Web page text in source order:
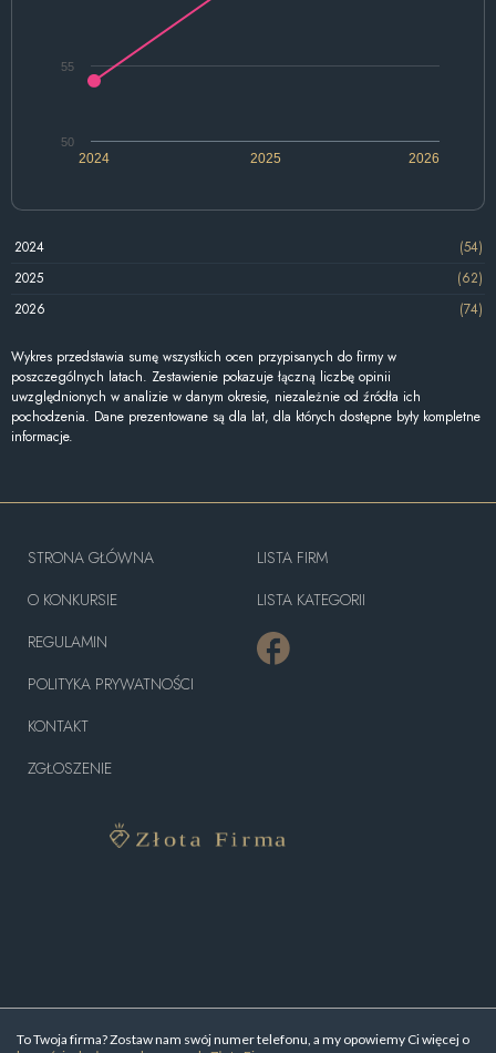
2024 2025 2026
50
55
2024
(54)
2025
(62)
2026
(74)
Wykres przedstawia sumę wszystkich ocen przypisanych do firmy w
poszczególnych latach. Zestawienie pokazuje łączną liczbę opinii
uwzględnionych w analizie w danym okresie, niezależnie od źródła ich
pochodzenia. Dane prezentowane są dla lat, dla których dostępne były kompletne
informacje.
To Twoja firma? Zostaw nam swój numer telefonu, a my opowiemy Ci więcej o
STRONA GŁÓWNA
O KONKURSIE
REGULAMIN
POLITYKA PRYWATNOŚCI
KONTAKT
ZGŁOSZENIE
LISTA FIRM
LISTA KATEGORII